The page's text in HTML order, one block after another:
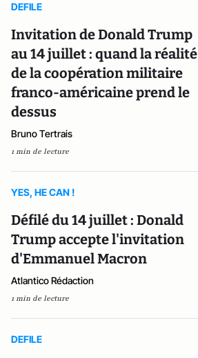
DEFILE
Invitation de Donald Trump
au 14 juillet : quand la réalité
de la coopération militaire
franco-américaine prend le
dessus
Bruno Tertrais
1 min de lecture
YES, HE CAN !
Défilé du 14 juillet : Donald
Trump accepte l'invitation
d'Emmanuel Macron
Atlantico Rédaction
1 min de lecture
DEFILE